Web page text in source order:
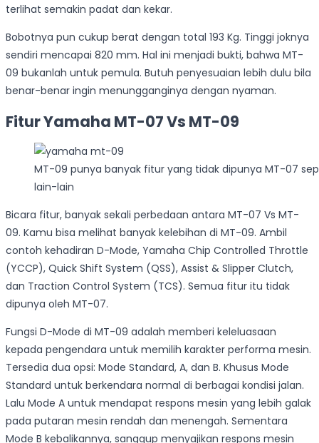
terlihat semakin padat dan kekar.
Bobotnya pun cukup berat dengan total 193 Kg. Tinggi joknya
sendiri mencapai 820 mm. Hal ini menjadi bukti, bahwa MT-
09 bukanlah untuk pemula. Butuh penyesuaian lebih dulu bila
benar-benar ingin menungganginya dengan nyaman.
Fitur Yamaha MT-07 Vs MT-09
MT-09 punya banyak fitur yang tidak dipunya MT-07
lain-lain
Bicara fitur, banyak sekali perbedaan antara MT-07 Vs MT-
09. Kamu bisa melihat banyak kelebihan di MT-09. Ambil
contoh kehadiran D-Mode, Yamaha Chip Controlled Throttle
(YCCP), Quick Shift System (QSS), Assist & Slipper Clutch,
dan Traction Control System (TCS). Semua fitur itu tidak
dipunya oleh MT-07.
Fungsi D-Mode di MT-09 adalah memberi keleluasaan
kepada pengendara untuk memilih karakter performa mesin.
Tersedia dua opsi: Mode Standard, A, dan B. Khusus Mode
Standard untuk berkendara normal di berbagai kondisi jalan.
Lalu Mode A untuk mendapat respons mesin yang lebih galak
pada putaran mesin rendah dan menengah. Sementara
Mode B kebalikannya, sanggup menyajikan respons mesin